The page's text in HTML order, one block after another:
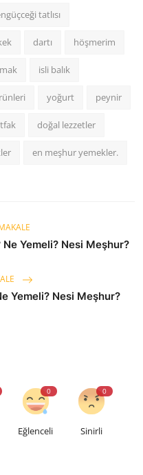
tatlısı
dartı höşmerim
isli balık
yoğurt peynir
doğal lezzetler
en meşhur yemekler.
Yemeli? Nesi Meşhur?
Yemeli? Nesi Meşhur?
0
Eğlenceli
0
Sinirli